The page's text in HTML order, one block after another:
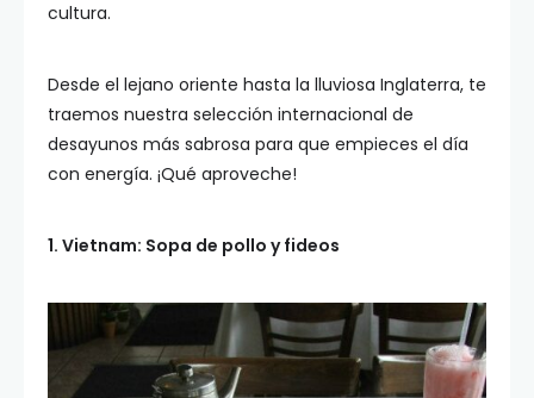
cultura.
Desde el lejano oriente hasta la lluviosa Inglaterra, te
traemos nuestra selección internacional de
desayunos más sabrosa para que empieces el día
con energía. ¡Qué aproveche!
1. Vietnam: Sopa de pollo y fideos